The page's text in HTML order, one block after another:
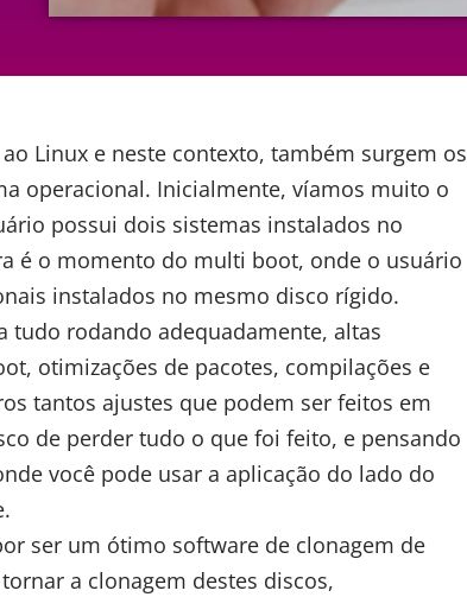
Linux e neste contexto, também surgem os
operacional. Inicialmente, víamos muito o
possui dois sistemas instalados no
é o momento do multi boot, onde o usuário
instalados no mesmo disco rígido.
tudo rodando adequadamente, altas
otimizações de pacotes, compilações e
tantos ajustes que podem ser feitos em
de perder tudo o que foi feito, e pensando
você pode usar a aplicação do lado do
ser um ótimo software de clonagem de
a clonagem destes discos,